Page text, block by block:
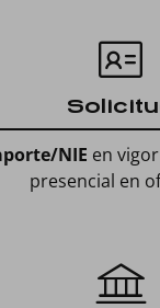
NIE en
presencial en